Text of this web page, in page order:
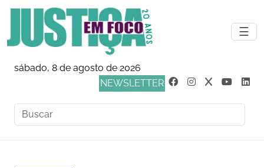
☰
sábado, 8 de agosto de 2026
NEWSLETTER